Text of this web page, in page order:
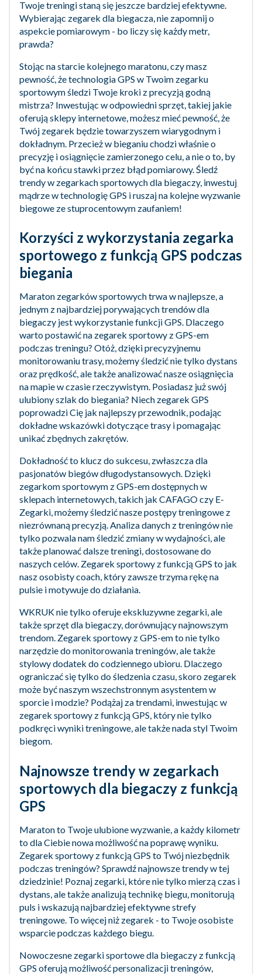
Twoje treningi staną się jeszcze bardziej efektywne.
Wybierając zegarek dla biegacza, nie zapomnij o
aspekcie pomiarowym - bo liczy się każdy metr,
prawda?
Stojąc na starcie kolejnego maratonu, czy masz
pewność, że technologia GPS w Twoim zegarku
sportowym śledzi Twoje kroki z precyzją godną
mistrza? Inwestując w odpowiedni sprzęt, takiej jakie
oferują sklepy internetowe, możesz mieć pewność, że
Twój zegarek będzie towarzyszem wiarygodnym i
dokładnym. Przecież w bieganiu chodzi właśnie o
precyzję i osiągnięcie zamierzonego celu, a nie o to, by
być na końcu stawki przez błąd pomiarowy. Śledź
trendy w zegarkach sportowych dla biegaczy, inwestuj
mądrze w technologię GPS i ruszaj na kolejne wyzwanie
biegowe ze stuprocentowym zaufaniem!
Korzyści z wykorzystania zegarka
sportowego z funkcją GPS podczas
biegania
Maraton zegarków sportowych trwa w najlepsze, a
jednym z najbardziej porywających trendów dla
biegaczy jest wykorzystanie funkcji GPS. Dlaczego
warto postawić na zegarek sportowy z GPS-em
podczas treningu? Otóż, dzięki precyzyjnemu
monitorowaniu trasy, możemy śledzić nie tylko dystans
oraz prędkość, ale także analizować nasze osiągnięcia
na mapie w czasie rzeczywistym. Posiadasz już swój
ulubiony szlak do biegania? Niech zegarek GPS
poprowadzi Cię jak najlepszy przewodnik, podając
dokładne wskazówki dotyczące trasy i pomagając
unikać zbędnych zakrętów.
Dokładność to klucz do sukcesu, zwłaszcza dla
pasjonatów biegów długodystansowych. Dzięki
zegarkom sportowym z GPS-em dostępnych w
sklepach internetowych, takich jak CAFAGO czy E-
Zegarki, możemy śledzić nasze postępy treningowe z
niezrównaną precyzją. Analiza danych z treningów nie
tylko pozwala nam śledzić zmiany w wydajności, ale
także planować dalsze treningi, dostosowane do
naszych celów. Zegarek sportowy z funkcją GPS to jak
nasz osobisty coach, który zawsze trzyma rękę na
pulsie i motywuje do działania.
WKRUK nie tylko oferuje ekskluzywne zegarki, ale
także sprzęt dla biegaczy, dorównujący najnowszym
trendom. Zegarek sportowy z GPS-em to nie tylko
narzędzie do monitorowania treningów, ale także
stylowy dodatek do codziennego ubioru. Dlaczego
ograniczać się tylko do śledzenia czasu, skoro zegarek
może być naszym wszechstronnym asystentem w
sporcie i modzie? Podążaj za trendami, inwestując w
zegarek sportowy z funkcją GPS, który nie tylko
podkręci wyniki treningowe, ale także nada styl Twoim
biegom.
Najnowsze trendy w zegarkach
sportowych dla biegaczy z funkcją
GPS
Maraton to Twoje ulubione wyzwanie, a każdy kilometr
to dla Ciebie nowa możliwość na poprawę wyniku.
Zegarek sportowy z funkcją GPS to Twój niezbędnik
podczas treningów? Sprawdź najnowsze trendy w tej
dziedzinie! Poznaj zegarki, które nie tylko mierzą czas i
dystans, ale także analizują technikę biegu, monitorują
puls i wskazują najbardziej efektywne strefy
treningowe. To więcej niż zegarek - to Twoje osobiste
wsparcie podczas każdego biegu.
Nowoczesne zegarki sportowe dla biegaczy z funkcją
GPS oferują możliwość personalizacji treningów,